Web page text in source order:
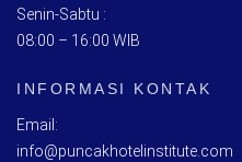
Senin-Sabtu :
08:00 – 16:00 WIB
INFORMASI KONTAK
Email:
info@puncakhotelinstitute.com